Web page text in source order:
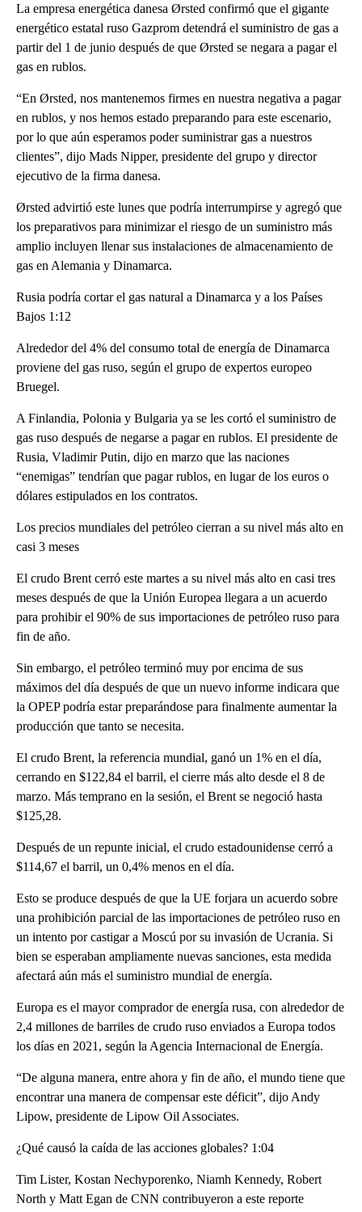
La empresa energética danesa Ørsted confirmó que el gigante
energético estatal ruso Gazprom detendrá el suministro de gas a
partir del 1 de junio después de que Ørsted se negara a pagar el
gas en rublos.
“En Ørsted, nos mantenemos firmes en nuestra negativa a pagar
en rublos, y nos hemos estado preparando para este escenario,
por lo que aún esperamos poder suministrar gas a nuestros
clientes”, dijo Mads Nipper, presidente del grupo y director
ejecutivo de la firma danesa.
Ørsted advirtió este lunes que podría interrumpirse y agregó que
los preparativos para minimizar el riesgo de un suministro más
amplio incluyen llenar sus instalaciones de almacenamiento de
gas en Alemania y Dinamarca.
Rusia podría cortar el gas natural a Dinamarca y a los Países
Bajos 1:12
Alrededor del 4% del consumo total de energía de Dinamarca
proviene del gas ruso, según el grupo de expertos europeo
Bruegel.
A Finlandia, Polonia y Bulgaria ya se les cortó el suministro de
gas ruso después de negarse a pagar en rublos. El presidente de
Rusia, Vladimir Putin, dijo en marzo que las naciones
“enemigas” tendrían que pagar rublos, en lugar de los euros o
dólares estipulados en los contratos.
Los precios mundiales del petróleo cierran a su nivel más alto en
casi 3 meses
El crudo Brent cerró este martes a su nivel más alto en casi tres
meses después de que la Unión Europea llegara a un acuerdo
para prohibir el 90% de sus importaciones de petróleo ruso para
fin de año.
Sin embargo, el petróleo terminó muy por encima de sus
máximos del día después de que un nuevo informe indicara que
la OPEP podría estar preparándose para finalmente aumentar la
producción que tanto se necesita.
El crudo Brent, la referencia mundial, ganó un 1% en el día,
cerrando en $122,84 el barril, el cierre más alto desde el 8 de
marzo. Más temprano en la sesión, el Brent se negoció hasta
$125,28.
Después de un repunte inicial, el crudo estadounidense cerró a
$114,67 el barril, un 0,4% menos en el día.
Esto se produce después de que la UE forjara un acuerdo sobre
una prohibición parcial de las importaciones de petróleo ruso en
un intento por castigar a Moscú por su invasión de Ucrania. Si
bien se esperaban ampliamente nuevas sanciones, esta medida
afectará aún más el suministro mundial de energía.
Europa es el mayor comprador de energía rusa, con alrededor de
2,4 millones de barriles de crudo ruso enviados a Europa todos
los días en 2021, según la Agencia Internacional de Energía.
“De alguna manera, entre ahora y fin de año, el mundo tiene que
encontrar una manera de compensar este déficit”, dijo Andy
Lipow, presidente de Lipow Oil Associates.
¿Qué causó la caída de las acciones globales? 1:04
Tim Lister, Kostan Nechyporenko, Niamh Kennedy, Robert
North y Matt Egan de CNN contribuyeron a este reporte